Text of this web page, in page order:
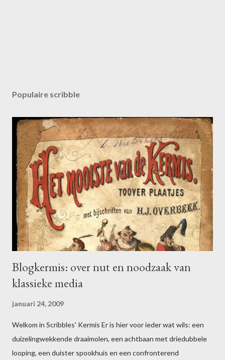
n
e
p
o
n
Populaire scribble
Blogkermis: over nut en noodzaak van
klassieke media
januari 24, 2009
Welkom in Scribbles' Kermis Er is hier voor ieder wat wils: een
duizelingwekkende draaimolen, een achtbaan met driedubbele
looping, een duister spookhuis en een confronterend